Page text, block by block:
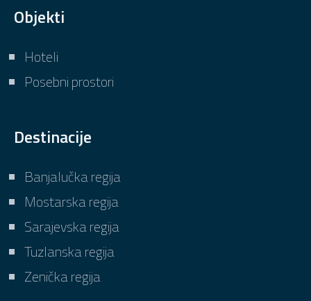
Objekti
Hoteli
Posebni prostori
Destinacije
Banjalučka regija
Mostarska regija
Sarajevska regija
Tuzlanska regija
Zenička regija